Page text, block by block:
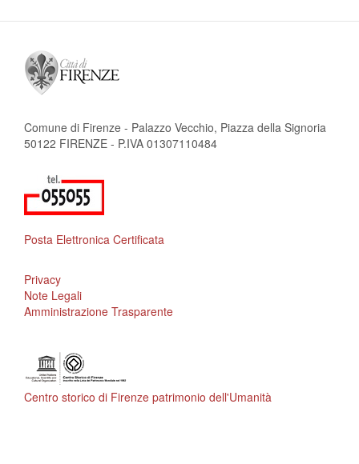
Comune di Firenze - Palazzo Vecchio, Piazza della Signoria
50122 FIRENZE - P.IVA 01307110484
Posta Elettronica Certificata
Privacy
Note Legali
Amministrazione Trasparente
Centro storico di Firenze patrimonio dell'Umanità